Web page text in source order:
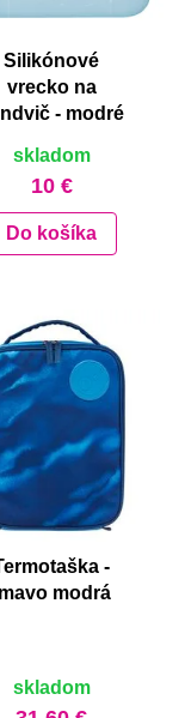
Silikónové
vrecko na
- modré
skladom
10 €
Do košíka
-
modrá
skladom